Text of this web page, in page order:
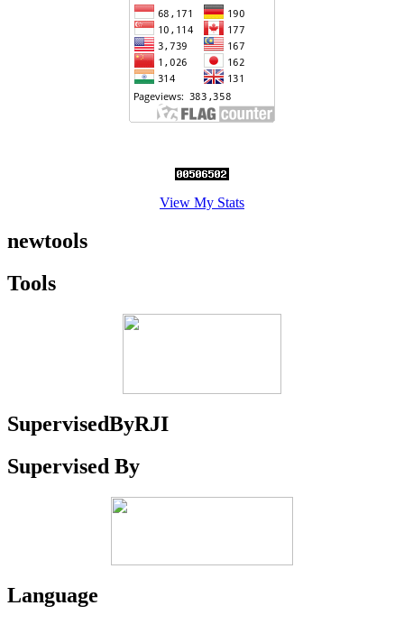
View My Stats
newtools
Tools
SupervisedByRJI
Supervised By
Language